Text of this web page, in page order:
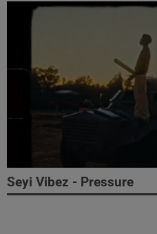
Seyi Vibez - Pressure